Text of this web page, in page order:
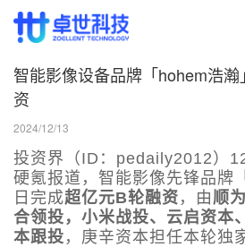
智能影像设备品牌「hohem浩
资
2024/12/13
投资界（ID：pedaily2012）
硬氪报道，智能影像先锋品牌
日完成超亿元B轮融资 ，由 顺
合领投，小米战投、云启资本
本跟投 ，庚辛资本担任本轮独